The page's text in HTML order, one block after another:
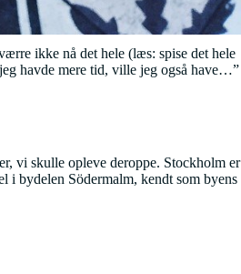
ikke nå det hele (læs: spise det hele
havde mere tid, ville jeg også have…”
vi skulle opleve deroppe. Stockholm er
i bydelen Södermalm, kendt som byens